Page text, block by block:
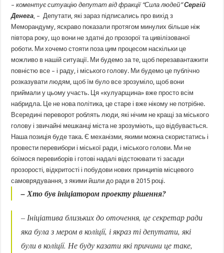
–коментує ситуацію депутат від фракції “Сила людей”Сергій
Денега , – Депутати, які зараз підписались про вихід з
Меморандуму, яскраво показали протягом минулих більше ніж
півтора року, що вони не здатні до прозорої та цивілізованої
роботи. Ми хочемо стояти поза цим процесом наскільки це
можливо в нашій ситуації. Ми будемо за те, щоб перезавантажити
повністю все – і раду, і міського голову. Ми будемо це публічно
розказувати людям, щоб їм було все зрозуміло, щоб вони
приймали у цьому участь. Ця «кулуарщина» вже просто всім
набридла. Це не нова політика, це старе і вже нікому не потрібне.
Всередині переворот роблять люди, які нічим не кращі за міського
голову і звичайні мешканці міста не зрозуміють, що відбувається.
Наша позиція буде така. Є механізми, якими можна скористатись і
провести перевибори і міської ради, і міського голови. Ми не
боїмося перевиборів і готові надалі відстоювати ті засади
прозорості, відкритості і побудови нових принципів місцевого
самоврядування, з якими йшли до ради в 2015 році.
– Хто був ініціатором проекту рішення?
– Ініціатива близьких до оточення, це секретар ради
яка була з мером в коліції, і якраз ті депутати, які
були в коліції. Не буду казати які причини це таке,